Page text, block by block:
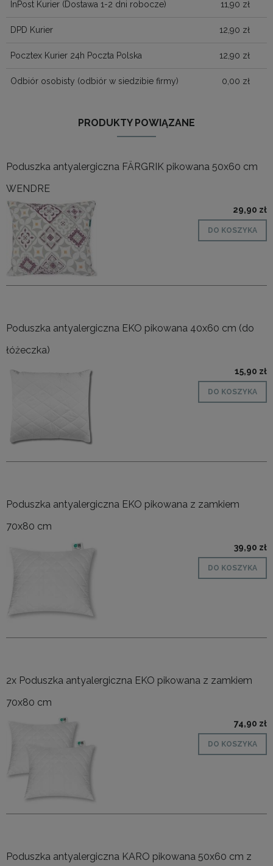
InPost Kurier (Dostawa 1-2 dni robocze) 11,90 zł
DPD Kurier 12,90 zł
Pocztex Kurier 24h Poczta Polska 12,90 zł
Odbiór osobisty (odbiór w siedzibie firmy) 0,00 zł
PRODUKTY POWIĄZANE
Poduszka antyalergiczna FÄRGRIK pikowana 50x60 cm
WENDRE
29,90 zł
DO KOSZYKA
Poduszka antyalergiczna EKO pikowana 40x60 cm (do
łóżeczka)
15,90 zł
DO KOSZYKA
Poduszka antyalergiczna EKO pikowana z zamkiem
70x80 cm
39,90 zł
DO KOSZYKA
2x Poduszka antyalergiczna EKO pikowana z zamkiem
70x80 cm
74,90 zł
DO KOSZYKA
Poduszka antyalergiczna KARO pikowana 50x60 cm z